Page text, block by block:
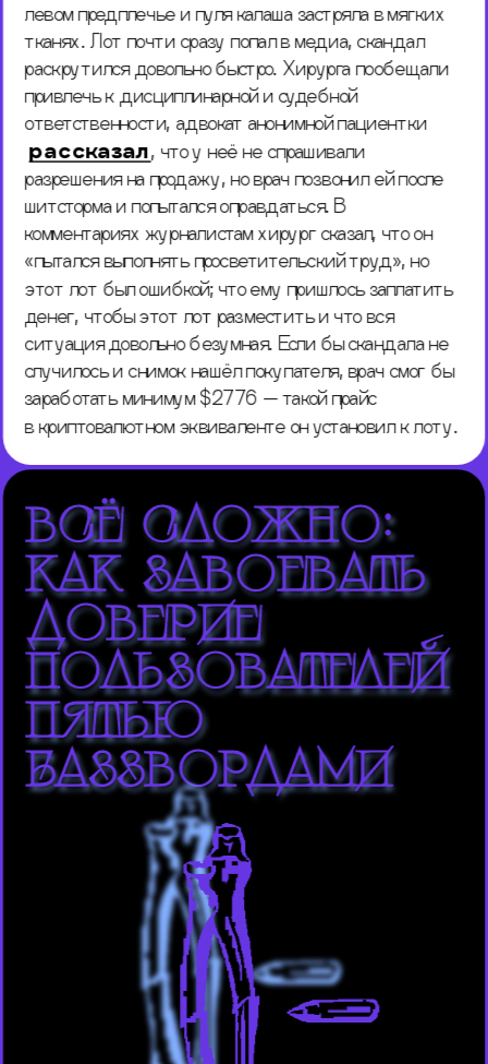
левом предплечье и пуля калаша застряла в мягких
тканях. Лот почти сразу попал в медиа, скандал
раскрутился довольно быстро. Хирурга пообещали
привлечь к дисциплинарной и судебной
ответственности, адвокат анонимной пациентки
рассказал, что у неё не спрашивали
разрешения на продажу, но врач позвонил ей после
шитсторма и попытался оправдаться. В
комментариях журналистам хирург сказал, что он
«пытался выполнять просветительский труд», но
этот лот был ошибкой; что ему пришлось заплатить
денег, чтобы этот лот разместить и что вся
ситуация довольно безумная. Если бы скандала не
случилось и снимок нашёл покупателя, врач смог бы
заработать минимум $2776 — такой прайс
в криптовалютном эквиваленте он установил к лоту.
всё сложно:
как завоевать
доверие
пользователей
пятью
баззвордами